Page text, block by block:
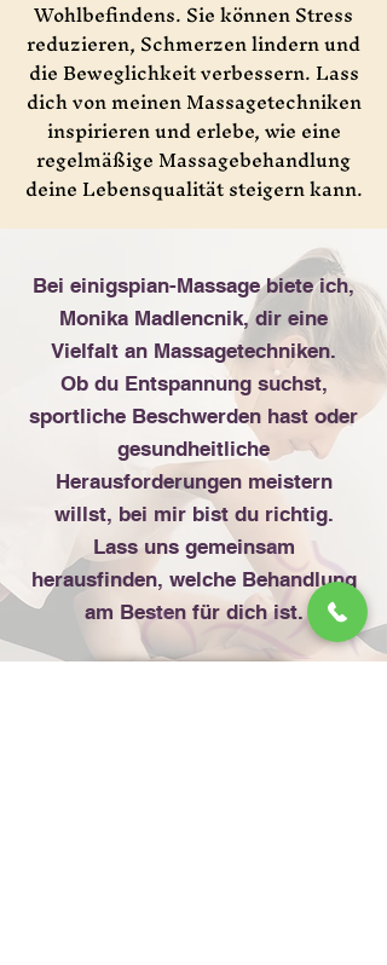
Wohlbefindens. Sie können Stress
reduzieren, Schmerzen lindern und
die Beweglichkeit verbessern. Lass
dich von meinen Massagetechniken
inspirieren und erlebe, wie eine
regelmäßige Massagebehandlung
deine Lebensqualität steigern kann.
Bei einigspian-Massage biete ich,
Monika Madlencnik, dir eine
Vielfalt an Massagetechniken.
Ob du Entspannung suchst,
sportliche Beschwerden hast oder
gesundheitliche
Herausforderungen meistern
willst, bei mir bist du richtig.
Lass uns gemeinsam
herausfinden, welche Behandlung
am Besten für dich ist.